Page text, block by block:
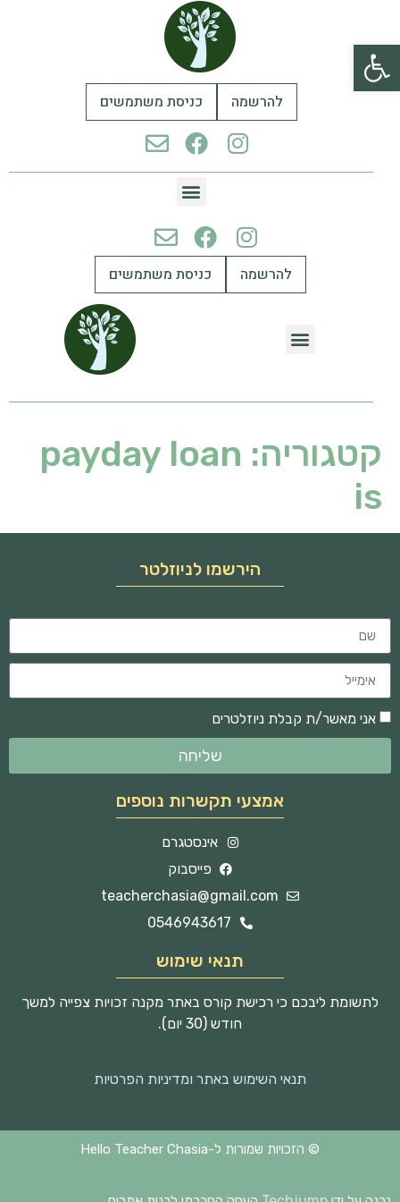
פתח סרגל נגישות
להרשמה כניסת משתמשים
להרשמה כניסת משתמשים
קטגוריה: payday loan
is
הירשמו לניוזלטר
אני מאשר/ת קבלת ניוזלטרים
שליחה
אמצעי תקשרות נוספים
אינסטגרם
פייסבוק
teacherchasia@gmail.com
0546943617
תנאי שימוש
לתשומת ליבכם כי רכישת קורס באתר מקנה זכויות צפייה למשך
חודש (30 יום).
תנאי השימוש באתר ומדיניות הפרטיות
© הזכויות שמורות ל-Hello Teacher Chasia